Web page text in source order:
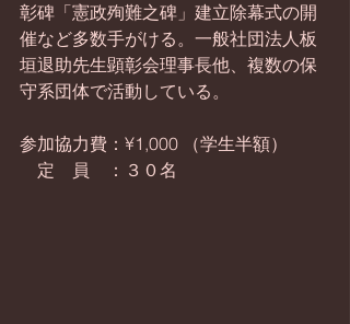
彰碑「憲政殉難之碑」建立除幕式の開
催など多数手がける。一般社団法人板
垣退助先生顕彰会理事長他、複数の保
守系団体で活動している。
参加協力費：¥1,000 （学生半額）
定　員　：３０名